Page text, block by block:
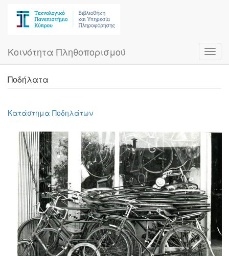
Κοινότητα Πληθοπορισμού
Ποδήλατα
Κατάστημα Ποδηλάτων